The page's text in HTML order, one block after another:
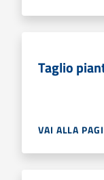
Taglio
VAI ALLA